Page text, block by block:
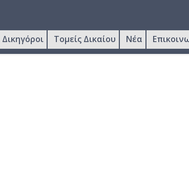
Δικηγόροι Τομείς Δικαίου Νέα